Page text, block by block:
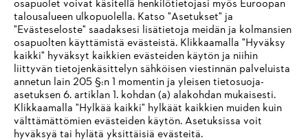
STIHL FAQ
Palvelut
IHR BROWSER WIRD NICHT
UNTERSTÜTZT
Sie nutzen einen Browser, den wir noch nicht unterstützen. Für
osapuolet voivat käsitellä henkilötietojasi myös Euroopan
talousalueen ulkopuolella. Katso "Asetukset" ja
"Evästeseloste" saadaksesi lisätietoja meidän ja kolmansien
osapuolten käyttämistä evästeistä. Klikkaamalla "Hyväksy
kaikki" hyväksyt kaikkien evästeiden käytön ja niihin
liittyvän tietojenkäsittelyn sähköisen viestinnän palveluista
annetun lain 205 §:n 1 momentin ja yleisen tietosuoja-
asetuksen 6. artiklan 1. kohdan (a) alakohdan mukaisesti.
Klikkaamalla "Hylkää kaikki" hylkäät kaikkien muiden kuin
välttämättömien evästeiden käytön. Asetuksissa voit
hyväksyä tai hylätä yksittäisiä evästeitä.